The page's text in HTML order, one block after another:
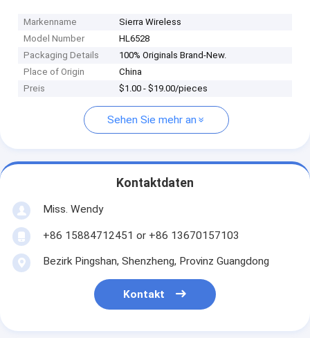
Markenname
Sierra Wireless
Model Number
HL6528
Packaging Details
100% Originals Brand-New.
Place of Origin
China
Preis
$1.00 - $19.00/pieces
Sehen Sie mehr an
Kontaktdaten
Miss. Wendy
+86 15884712451 or +86 13670157103
Bezirk Pingshan, Shenzheng, Provinz Guangdong
Kontakt